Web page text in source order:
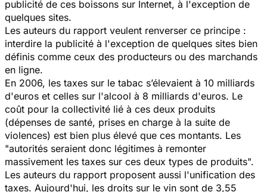
publicité de ces boissons sur Internet, à l'exception de
quelques sites.
Les auteurs du rapport veulent renverser ce principe :
interdire la publicité à l'exception de quelques sites bien
définis comme ceux des producteurs ou des marchands
en ligne.
En 2006, les taxes sur le tabac s’élevaient à 10 milliards
d'euros et celles sur l'alcool à 8 milliards d'euros. Le
coût pour la collectivité lié à ces deux produits
(dépenses de santé, prises en charge à la suite de
violences) est bien plus élevé que ces montants. Les
"autorités seraient donc légitimes à remonter
massivement les taxes sur ces deux types de produits".
Les auteurs du rapport proposent aussi l'unification des
taxes. Aujourd'hui, les droits sur le vin sont de 3,55